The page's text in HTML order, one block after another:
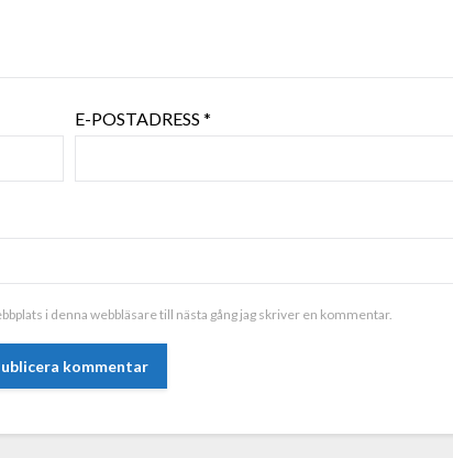
E-POSTADRESS*
i denna webbläsare till nästa gång jag skriver en kommentar.